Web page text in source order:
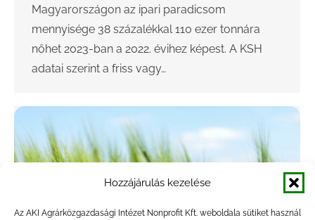
Hozzájárulás kezelése
Az AKI Agrárközgazdasági Intézet Nonprofit Kft. weboldala sütiket használ
Magyarországon az ipari paradicsom
mennyisége 38 százalékkal 110 ezer tonnára
nőhet 2023-ban a 2022. évihez képest. A KSH
adatai szerint a friss vagy…